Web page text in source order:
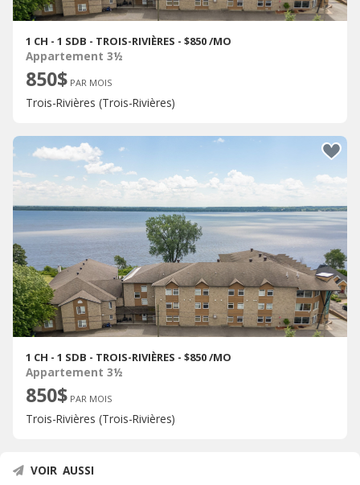
1 CH - 1 SDB - TROIS-RIVIÈRES - $850 /MO
Appartement 3½
850$ PAR MOIS
Trois-Rivières (Trois-Rivières)
1 CH - 1 SDB - TROIS-RIVIÈRES - $850 /MO
Appartement 3½
850$ PAR MOIS
Trois-Rivières (Trois-Rivières)
VOIR AUSSI